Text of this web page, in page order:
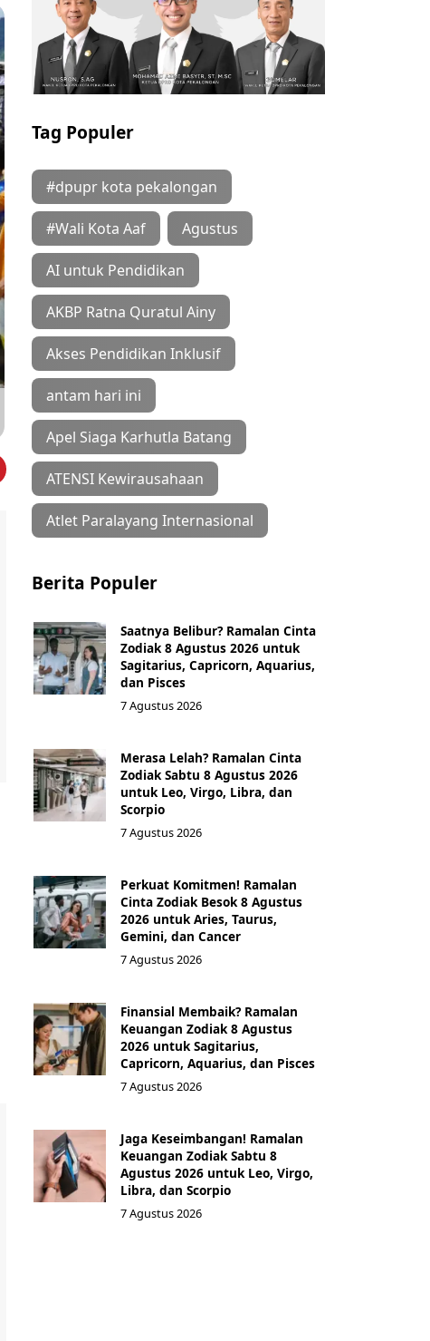
Tag Populer
#dpupr kota pekalongan
#Wali Kota Aaf Agustus
AI untuk Pendidikan
AKBP Ratna Quratul Ainy
Akses Pendidikan Inklusif
antam hari ini
Apel Siaga Karhutla Batang
ATENSI Kewirausahaan
Atlet Paralayang Internasional
Berita Populer
Saatnya Belibur? Ramalan Cinta
Zodiak 8 Agustus 2026 untuk
Sagitarius, Capricorn, Aquarius,
dan Pisces
7 Agustus 2026
Merasa Lelah? Ramalan Cinta
Zodiak Sabtu 8 Agustus 2026
untuk Leo, Virgo, Libra, dan
Scorpio
7 Agustus 2026
Perkuat Komitmen! Ramalan
Cinta Zodiak Besok 8 Agustus
2026 untuk Aries, Taurus,
Gemini, dan Cancer
7 Agustus 2026
Finansial Membaik? Ramalan
Keuangan Zodiak 8 Agustus
2026 untuk Sagitarius,
Capricorn, Aquarius, dan Pisces
7 Agustus 2026
Jaga Keseimbangan! Ramalan
Keuangan Zodiak Sabtu 8
Agustus 2026 untuk Leo, Virgo,
Libra, dan Scorpio
7 Agustus 2026